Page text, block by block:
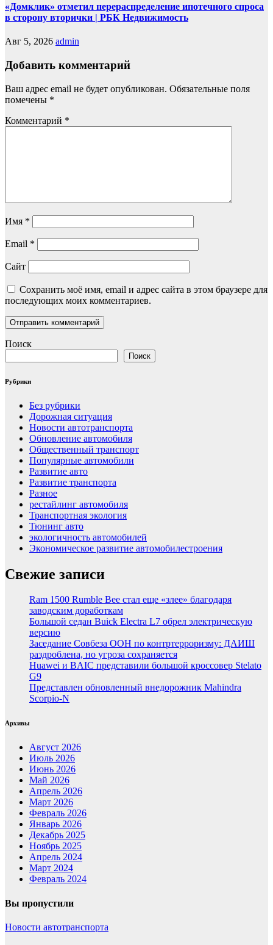
«Домклик» отметил перераспределение ипотечного спроса
в сторону вторички | РБК Недвижимость
Авг 5, 2026 admin
Добавить комментарий
Ваш адрес email не будет опубликован. Обязательные поля
помечены *
Комментарий *
Имя *
Email *
Сайт
Сохранить моё имя, email и адрес сайта в этом браузере для
последующих моих комментариев.
Поиск
Поиск
Рубрики
Без рубрики
Дорожная ситуация
Новости автотранспорта
Обновление автомобиля
Общественный транспорт
Популярные автомобили
Развитие авто
Развитие транспорта
Разное
рестайлинг автомобиля
Транспортная экология
Тюнинг авто
экологичность автомобилей
Экономическое развитие автомобилестроения
Свежие записи
Ram 1500 Rumble Bee стал еще «злее» благодаря
заводским доработкам
Большой седан Buick Electra L7 обрел электрическую
версию
Заседание Совбеза ООН по контртерроризму: ДАИШ
раздроблена, но угроза сохраняется
Huawei и BAIC представили большой кроссовер Stelato
G9
Представлен обновленный внедорожник Mahindra
Scorpio-N
Архивы
Август 2026
Июль 2026
Июнь 2026
Май 2026
Апрель 2026
Март 2026
Февраль 2026
Январь 2026
Декабрь 2025
Ноябрь 2025
Апрель 2024
Март 2024
Февраль 2024
Вы пропустили
Новости автотранспорта